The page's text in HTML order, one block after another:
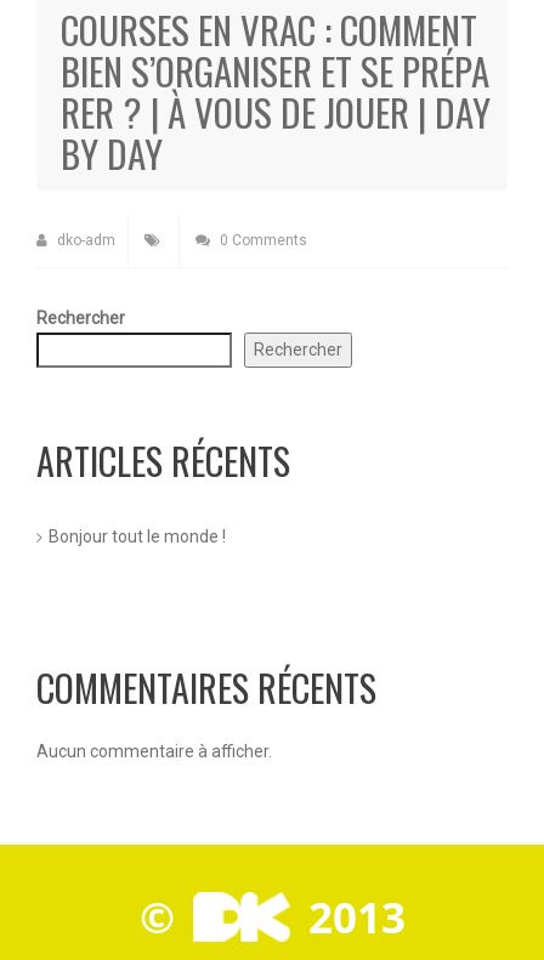
COURSES EN VRAC : COMMENT
BIEN S’ORGANISER ET SE PRÉPA
RER ? | À VOUS DE JOUER | DAY
BY DAY
dko-adm 0 Comments
Rechercher
Rechercher
ARTICLES RÉCENTS
Bonjour tout le monde !
COMMENTAIRES RÉCENTS
Aucun commentaire à afficher.
© 2013